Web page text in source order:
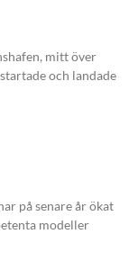
mitt över
och landade
på senare år ökat
modeller